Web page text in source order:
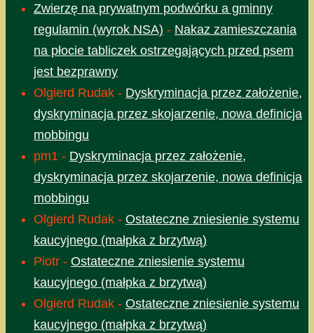
Zwierzę na prywatnym podwórku a gminny
regulamin (wyrok NSA) - Nakaz zamieszczania
na płocie tabliczek ostrzegających przed psem
jest bezprawny
Olgierd Rudak - Dyskryminacja przez założenie,
dyskryminacja przez skojarzenie, nowa definicja
mobbingu
pm1 - Dyskryminacja przez założenie,
dyskryminacja przez skojarzenie, nowa definicja
mobbingu
Olgierd Rudak - Ostateczne zniesienie systemu
kaucyjnego (małpka z brzytwą)
Piotr - Ostateczne zniesienie systemu
kaucyjnego (małpka z brzytwą)
Olgierd Rudak - Ostateczne zniesienie systemu
kaucyjnego (małpka z brzytwą)